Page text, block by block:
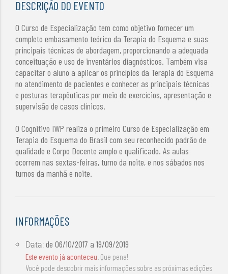
DESCRIÇÃO DO EVENTO
O Curso de Especialização tem como objetivo fornecer um
completo embasamento teórico da Terapia do Esquema e suas
principais técnicas de abordagem, proporcionando a adequada
conceituação e uso de inventários diagnósticos. Também visa
capacitar o aluno a aplicar os princípios da Terapia do Esquema
no atendimento de pacientes e conhecer as principais técnicas
e posturas terapêuticas por meio de exercícios, apresentação e
supervisão de casos clínicos.
O Cognitivo IWP realiza o primeiro Curso de Especialização em
Terapia do Esquema do Brasil com seu reconhecido padrão de
qualidade e Corpo Docente amplo e qualificado. As aulas
ocorrem nas sextas-feiras, turno da noite, e nos sábados nos
turnos da manhã e noite.
INFORMAÇÕES
Data:de06/10/2017 a19/09/2019
Este evento já aconteceu. Que pena!
Você pode descobrir mais informações sobre as próximas edições